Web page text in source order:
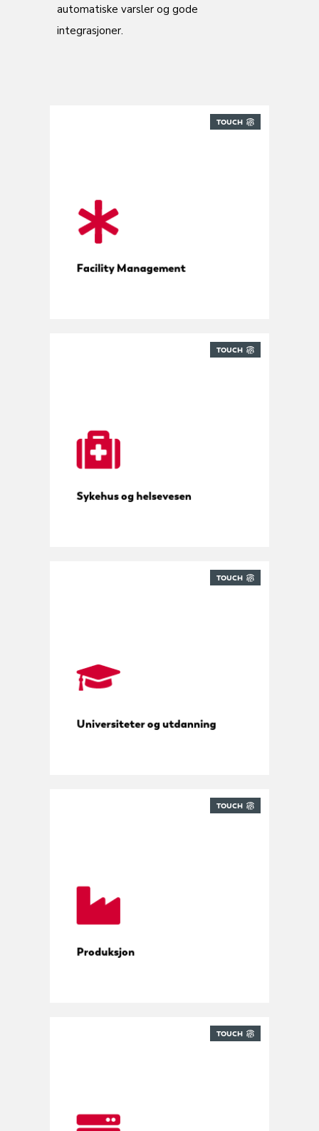
automatiske varsler og gode
integrasjoner.
TOUCH
Facility Management
TOUCH
Sykehus og helsevesen
TOUCH
Universiteter og utdanning
TOUCH
Produksjon
TOUCH